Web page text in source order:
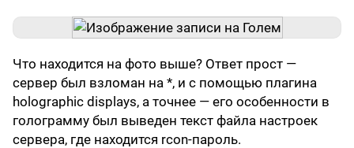
Что находится на фото выше? Ответ прост —
сервер был взломан на *, и с помощью плагина
holographic displays, а точнее — его особенности в
голограмму был выведен текст файла настроек
сервера, где находится rcon-пароль.